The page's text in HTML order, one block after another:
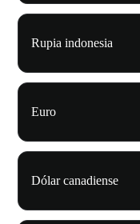
Rupia indonesia
Euro
Dólar canadiense